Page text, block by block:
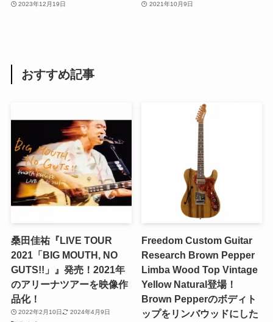
2023年12月19日 2021年10月9日
おすすめ記事
桑田佳祐『LIVE TOUR
2021「BIG MOUTH, NO
GUTS!!」』発売！2021年
のアリーナツアーを映像作
品化！
2022年2月10日
2024年4月9日
Freedom Custom Guitar
Research Brown Pepper
Limba Wood Top Vintage
Yellow Natural登場！
Brown Pepperのボディト
ップをリンバウッドにした